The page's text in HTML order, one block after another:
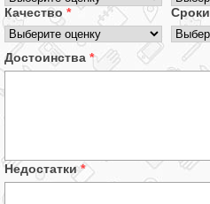
Качество * Сроки
Достоинства *
Недостатки*